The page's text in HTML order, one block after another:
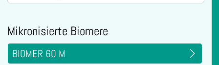
Mikronisierte Biomere
BIOMER 60 M